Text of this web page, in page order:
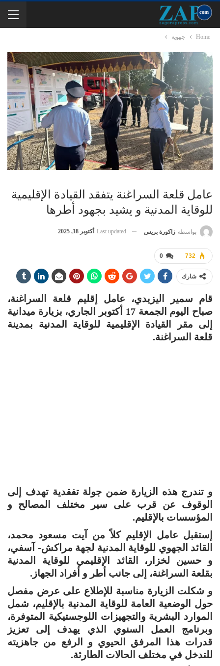
Home جهوية
عامل قلعة السراغنة يتفقد القيادة الإقليمية
للوقاية المدنية و يشيد بجهود أطرها
بواسطة زاكورة بريس Last updated أكتوبر 18, 2025
0 732
شارك
قام سمير اليزيدي، عامل إقليم قلعة السراغنة،
صباح اليوم الجمعة 17 أكتوبر الجاري، بزيارة ميدانية
إلى مقر القيادة الإقليمية للوقاية المدنية بمدينة
قلعة السراغنة.
و تندرج هذه الزيارة ضمن جولة تفقدية تهدف إلى
الوقوف عن قرب على سير مختلف المصالح و
المؤسسات بالإقليم.
إستقبل عامل الإقليم كلاً من آيت مسعود محمد،
القائد الجهوي للوقاية المدنية لجهة مراكش- آسفي،
و حسين لخزار، القائد الإقليمي للوقاية المدنية
بقلعة السراغنة، إلى جانب أطر و أفراد الجهاز.
و شكلت الزيارة مناسبة للإطلاع على عرض مفصل
حول الوضعية العامة للوقاية المدنية بالإقليم، شمل
الموارد البشرية والتجهيزات اللوجستيكية المتوفرة،
وبرنامج العمل السنوي الذي يهدف إلى تعزيز
قدرات هذا المرفق الحيوي و الرفع من جاهزيته
للتدخل في مختلف الحالات الطارئة.